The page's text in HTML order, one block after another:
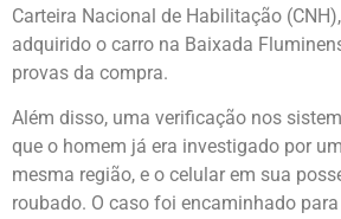
Carteira Nacional de Habilitação
adquirido o carro na Baixada
provas da compra.
Além disso, uma verificação nos
que o homem já era investigado por
mesma região, e o celular em sua
roubado. O caso foi encaminhado para